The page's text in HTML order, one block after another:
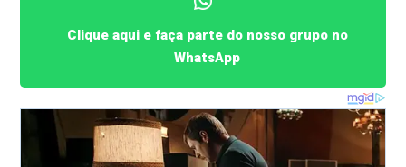
Clique aqui e faça parte do nosso grupo no
WhatsApp